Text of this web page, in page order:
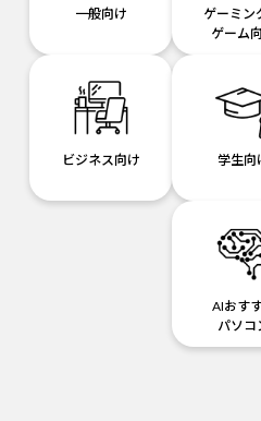
一般向け
ゲーミン
ゲーム
ビジネス向け 学生向
AIおす
パソコ